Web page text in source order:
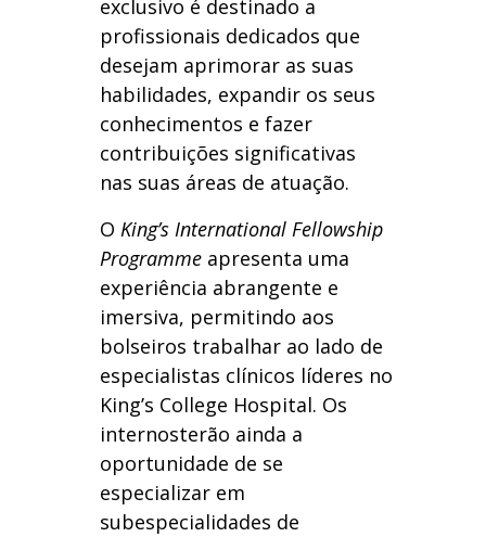
exclusivo é destinado a
profissionais dedicados que
desejam aprimorar as suas
habilidades, expandir os seus
conhecimentos e fazer
contribuições significativas
nas suas áreas de atuação.
O King’s International Fellowship
Programmeapresenta uma
experiência abrangente e
imersiva, permitindo aos
bolseiros trabalhar ao lado de
especialistas clínicos líderes no
King’s College Hospital. Os
internosterão ainda a
oportunidade de se
especializar em
subespecialidades de